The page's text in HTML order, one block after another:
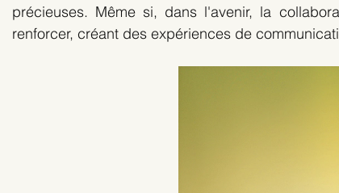
précieuses. Même si, dans l'avenir, la
renforcer, créant des expériences de